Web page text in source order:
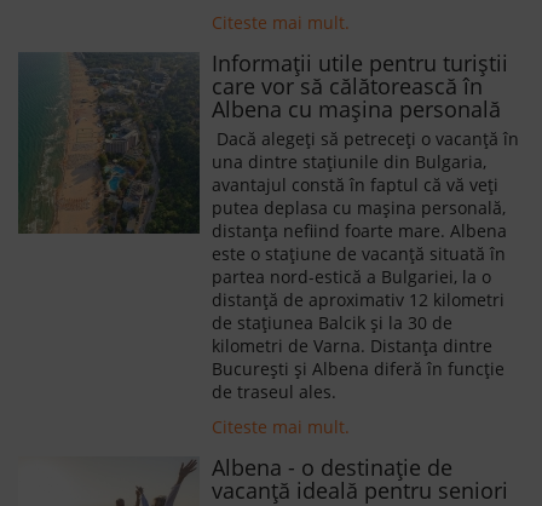
Citeste mai mult.
Informații utile pentru turiștii
care vor să călătorească în
Albena cu mașina personală
Dacă alegeți să petreceți o vacanță în
una dintre stațiunile din Bulgaria,
avantajul constă în faptul că vă veți
putea deplasa cu mașina personală,
distanța nefiind foarte mare. Albena
este o stațiune de vacanță situată în
partea nord-estică a Bulgariei, la o
distanță de aproximativ 12 kilometri
de stațiunea Balcik și la 30 de
kilometri de Varna. Distanța dintre
București și Albena diferă în funcție
de traseul ales.
Citeste mai mult.
Albena - o destinație de
vacanță ideală pentru seniori